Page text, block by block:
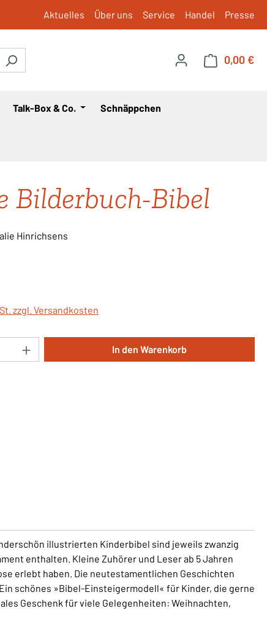
Aktuelles Über uns Service Handel Presse
0,00 €
Talk-Box & Co. Schnäppchen
Bilderbuch-Bibel
Hinrichsens
zzgl. Versandkosten
Gib den gewünschten Wert ein
In den Warenkorb
illustrierten Kinderbibel sind jeweils zwanzig
enthalten. Kleine Zuhörer und Leser ab 5 Jahren
erlebt haben. Die neutestamentlichen Geschichten
schönes »Bibel-Einsteigermodell« für Kinder, die gerne
Geschenk für viele Gelegenheiten: Weihnachten,